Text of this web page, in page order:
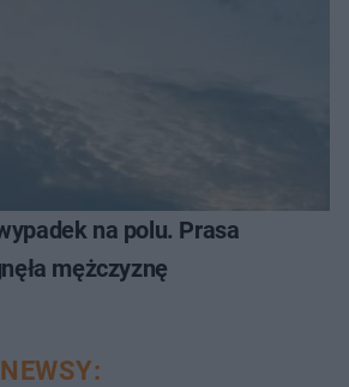
na polu. Prasa
mężczyznę